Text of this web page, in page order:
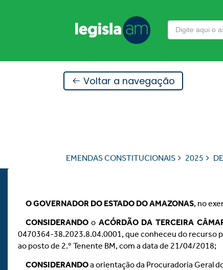
Voltar a navegação
EMENDAS CONSTITUCIONAIS 2025
O GOVERNADOR DO ESTADO DO AMAZONAS, no
CONSIDERANDOo ACÓRDÃO DA TERCEIRA
0470364-38.2023.8.04.0001, que conheceu do recurso
ao posto de 2.º Tenente BM, com a data de 21/04/2018;
CONSIDERANDOa orientação da Procuradoria Geral